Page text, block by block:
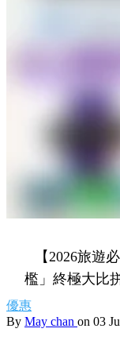
【2026旅遊
檻」終極大比
優惠
By May chan on 03